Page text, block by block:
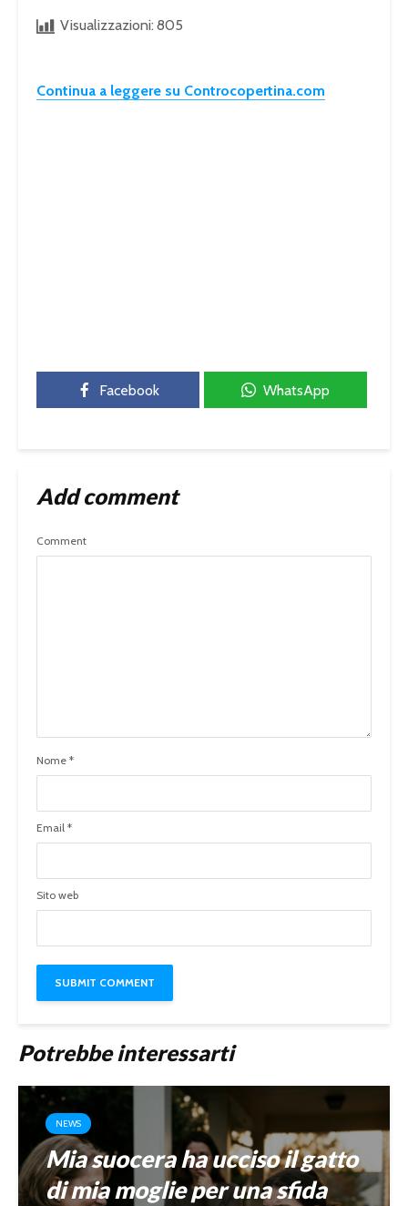
Visualizzazioni: 805
Continua a leggere su Controcopertina.com
Facebook WhatsApp
Add comment
Comment
Nome *
Email *
Sito web
Potrebbe interessarti
NEWS
Mia suocera ha ucciso il gatto
di mia moglie per una sfida